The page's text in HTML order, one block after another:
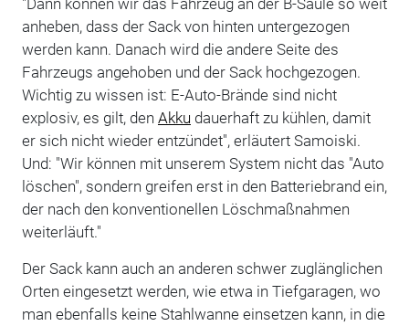
anheben, dass der Sack von hinten untergezogen
werden kann. Danach wird die andere Seite des
Fahrzeugs angehoben und der Sack hochgezogen.
Wichtig zu wissen ist: E-Auto-Brände sind nicht
explosiv, es gilt, den Akku dauerhaft zu kühlen, damit
er sich nicht wieder entzündet", erläutert Samoiski.
Und: "Wir können mit unserem System nicht das "Auto
löschen", sondern greifen erst in den Batteriebrand ein,
der nach den konventionellen Löschmaßnahmen
weiterläuft."
Der Sack kann auch an anderen schwer zuglänglichen
Orten eingesetzt werden, wie etwa in Tiefgaragen, wo
man ebenfalls keine Stahlwanne einsetzen kann, in die